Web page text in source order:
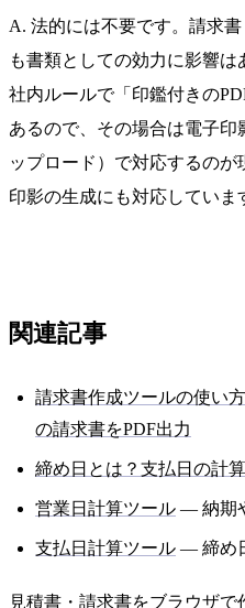
A. 法的には不要です。請求
も書類としての効力に影響
社内ルールで「印鑑付きの
あるので、その場合は電子
ップロード）で対応するの
印影の生成にも対応していま
関連記事
請求書作成ツールの使い
の請求書をPDF出力
締め日とは？支払日の計
営業日計算ツール — 納期
支払日計算ツール — 締め
見積書・請求書をブラウザで